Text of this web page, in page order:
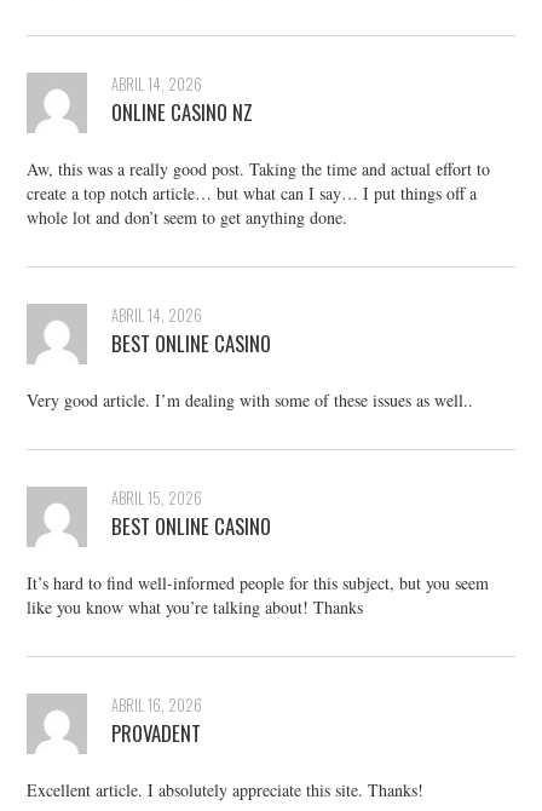
ABRIL 14, 2026
ONLINE CASINO NZ
Aw, this was a really good post. Taking the time and actual effort to
create a top notch article… but what can I say… I put things off a
whole lot and don’t seem to get anything done.
ABRIL 14, 2026
BEST ONLINE CASINO
Very good article. I’m dealing with some of these issues as well..
ABRIL 15, 2026
BEST ONLINE CASINO
It’s hard to find well-informed people for this subject, but you seem
like you know what you’re talking about! Thanks
ABRIL 16, 2026
PROVADENT
Excellent article. I absolutely appreciate this site. Thanks!